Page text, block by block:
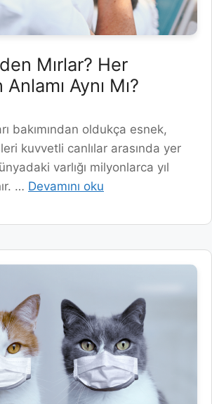
Mırlar? Her
Anlamı Aynı Mı?
bakımından oldukça esnek,
kuvvetli canlılar arasında yer
varlığı milyonlarca yıl
… Devamını oku